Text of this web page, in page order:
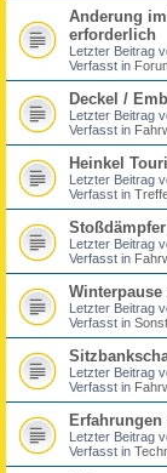
Anderung
erforderlich
Letzter Beitrag
Verfasst in
Deckel /
Letzter Beitrag
Verfasst in
Heinkel
Letzter Beitrag
Verfasst in
Letzter Beitrag
Verfasst in
Winterpause
Letzter Beitrag
Verfasst in
Letzter Beitrag
Verfasst in
Erfahrungen
Letzter Beitrag
Verfasst in